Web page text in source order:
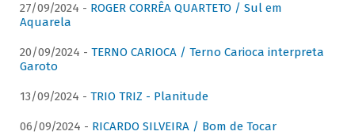
27/09/2024 - ROGER CORRÊA QUARTETO / Sul em
Aquarela
20/09/2024 - TERNO CARIOCA / Terno Carioca interpreta
Garoto
13/09/2024 - TRIO TRIZ - Planitude
06/09/2024 - RICARDO SILVEIRA / Bom de Tocar